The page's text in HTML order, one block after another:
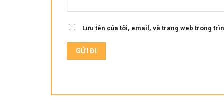
Lưu tên của tôi, email, và trang web trong